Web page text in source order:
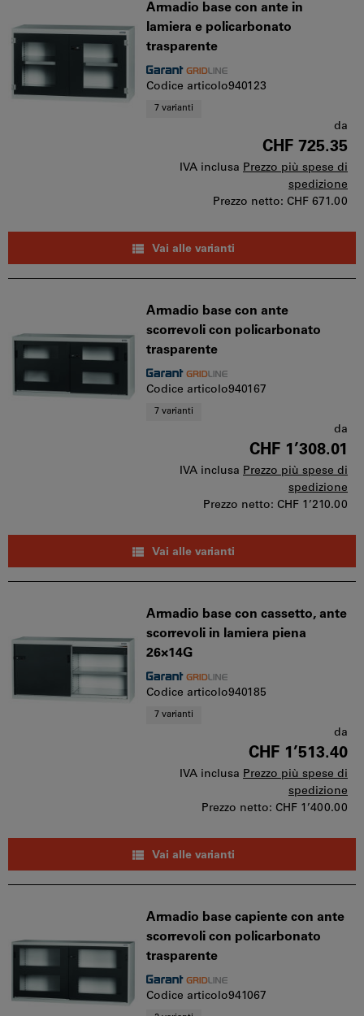
Armadio base con ante in
lamiera e policarbonato
trasparente
Codice articolo940123
7 varianti
da
CHF 725.35
IVA inclusa Prezzo più spese di
spedizione
Prezzo netto: CHF 671.00
Vai alle varianti
Armadio base con ante
scorrevoli con policarbonato
trasparente
Codice articolo940167
7 varianti
da
CHF 1’308.01
IVA inclusa Prezzo più spese di
spedizione
Prezzo netto: CHF 1’210.00
Vai alle varianti
Armadio base con cassetto, ante
scorrevoli in lamiera piena
26×14G
Codice articolo940185
7 varianti
da
CHF 1’513.40
IVA inclusa Prezzo più spese di
spedizione
Prezzo netto: CHF 1’400.00
Vai alle varianti
Armadio base capiente con ante
scorrevoli con policarbonato
trasparente
Codice articolo941067